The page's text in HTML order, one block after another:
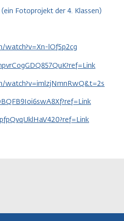
Fotoprojekt der 4. Klassen)
watch?v=Xn-lOf5p2cg
watch?v=imlzjNmnRwQ&t=2s